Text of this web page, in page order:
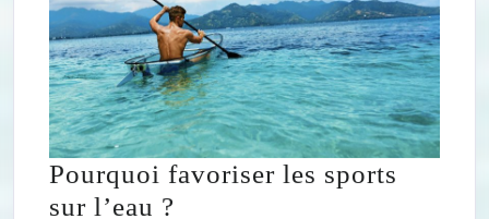
Pourquoi favoriser les sports
sur l’eau ?